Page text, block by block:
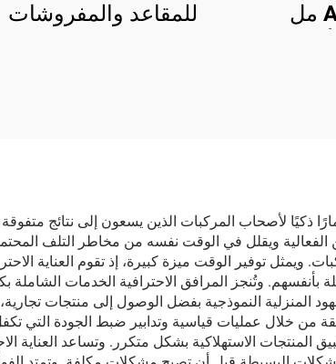
AEROPAK 500 مل
للمقاعد والمفروشات
ذكيًا لأصحاب المركبات الذين يسعون إلى نتائج
ويقلل في الوقت نفسه من مخاطر التلف
ويمثل توفير الوقت ميزة كبيرة، إذ تقوم العناية
وتُنجز المرافق الاحترافية الخدمات الشاملة
المنزلية النموذجية بفضل الوصول إلى منتجات
من خلال عمليات قياسية وتدابير ضبط الجودة التي
المنتجات الاستهلاكية بشكل متكرر. وتساعد العناية